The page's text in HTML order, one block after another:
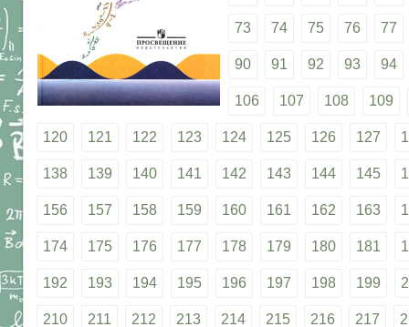
73 74 75 76 77
90 91 92 93 94
106 107 108 109
120 121 122 123 124 125 126 127
138 139 140 141 142 143 144 145
156 157 158 159 160 161 162 163
174 175 176 177 178 179 180 181
192 193 194 195 196 197 198 199
210 211 212 213 214 215 216 217